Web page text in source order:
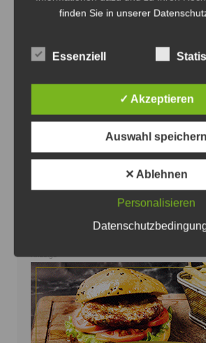
Volksbank eG verlost
Defibrillatoren an Vereine
8. August 2026 0
finden Sie in unserer
Essenziell
✓ Akzeptieren
Auswahl speichern
✕ Ablehnen
Personalisieren